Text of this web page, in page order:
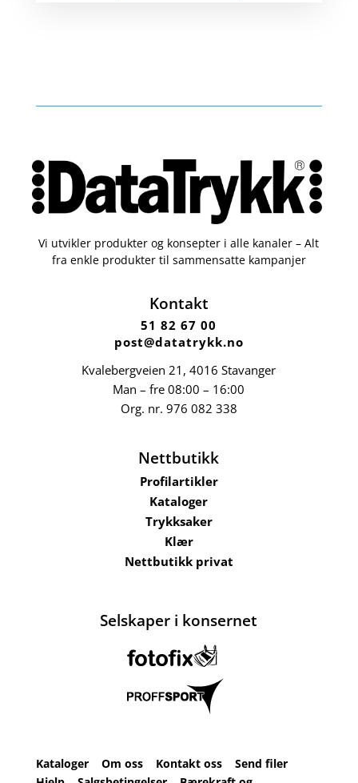
Vi utvikler produkter og konsepter i alle kanaler – Alt
fra enkle produkter til sammensatte kampanjer
Kontakt
51 82 67 00
post@datatrykk.no
Kvalebergveien 21 , 4016 Stavanger
Man – fre 08:00 – 16:00
Org. nr. 976 082 338
Nettbutikk
Profilartikler
Kataloger
Trykksaker
Klær
Nettbutikk privat
Selskaper i konsernet
Kataloger Om oss Kontakt oss
Send filer